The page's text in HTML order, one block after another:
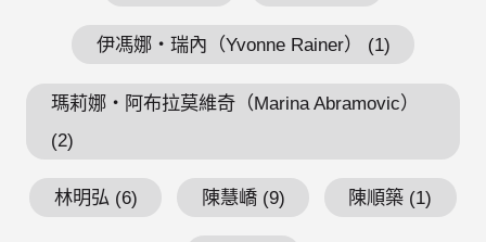
伊馮娜・瑞內（Yvonne Rainer） (1)
瑪莉娜・阿布拉莫維奇（Marina Abramovic）
(2)
林明弘 (6) 陳慧嶠 (9) 陳順築 (1)